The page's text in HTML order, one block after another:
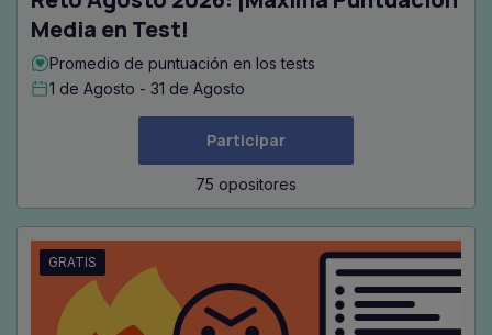
Media en Test!
Promedio de puntuación en los tests
1 de Agosto - 31 de Agosto
Participar
75 opositores
GRATIS